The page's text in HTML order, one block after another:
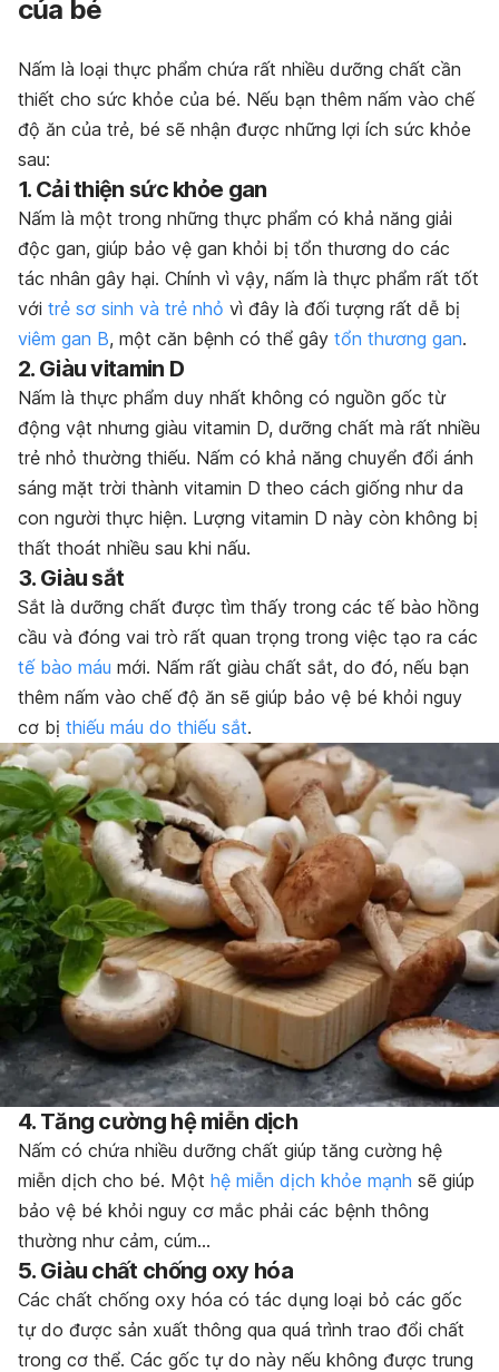
của bé
Nấm là loại thực phẩm chứa rất nhiều dưỡng chất cần
thiết cho sức khỏe của bé. Nếu bạn thêm nấm vào chế
độ ăn của trẻ, bé sẽ nhận được những lợi ích sức khỏe
sau:
1. Cải thiện sức khỏe gan
Nấm là một trong những thực phẩm có khả năng giải
độc gan, giúp bảo vệ gan khỏi bị tổn thương do các
tác nhân gây hại. Chính vì vậy, nấm là thực phẩm rất tốt
với trẻ sơ sinh và trẻ nhỏ vì đây là đối tượng rất dễ bị
viêm gan B, một căn bệnh có thể gây tổn thương gan.
2. Giàu vitamin D
Nấm là thực phẩm duy nhất không có nguồn gốc từ
động vật nhưng giàu vitamin D, dưỡng chất mà rất nhiều
trẻ nhỏ thường thiếu. Nấm có khả năng chuyển đổi ánh
sáng mặt trời thành vitamin D theo cách giống như da
con người thực hiện. Lượng vitamin D này còn không bị
thất thoát nhiều sau khi nấu.
3. Giàu sắt
Sắt là dưỡng chất được tìm thấy trong các tế bào hồng
cầu và đóng vai trò rất quan trọng trong việc tạo ra các
tế bào máu mới. Nấm rất giàu chất sắt, do đó, nếu bạn
thêm nấm vào chế độ ăn sẽ giúp bảo vệ bé khỏi nguy
cơ bị thiếu máu do thiếu sắt.
4. Tăng cường hệ miễn dịch
Nấm có chứa nhiều dưỡng chất giúp tăng cường hệ
miễn dịch cho bé. Một hệ miễn dịch khỏe mạnh sẽ giúp
bảo vệ bé khỏi nguy cơ mắc phải các bệnh thông
thường như cảm, cúm…
5. Giàu chất chống oxy hóa
Các chất chống oxy hóa có tác dụng loại bỏ các gốc
tự do được sản xuất thông qua quá trình trao đổi chất
trong cơ thể. Các gốc tự do này nếu không được trung